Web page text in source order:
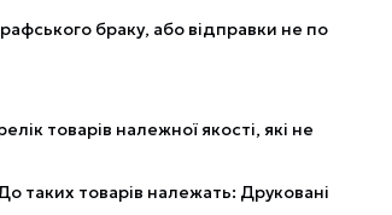
браку, або відправки не по
товарів належної якості, які не
таких товарів належать: Друковані